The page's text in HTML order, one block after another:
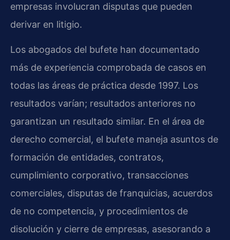
empresas involucran disputas que pueden
derivar en litigio.
Los abogados del bufete han documentado
más de experiencia comprobada de casos en
todas las áreas de práctica desde 1997. Los
resultados varían; resultados anteriores no
garantizan un resultado similar. En el área de
derecho comercial, el bufete maneja asuntos de
formación de entidades, contratos,
cumplimiento corporativo, transacciones
comerciales, disputas de franquicias, acuerdos
de no competencia, y procedimientos de
disolución y cierre de empresas, asesorando a